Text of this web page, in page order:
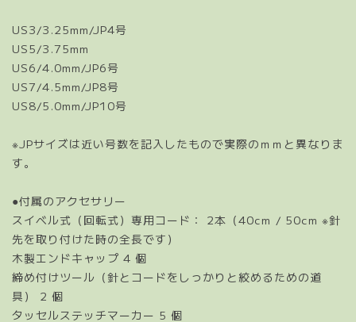
US3/3.25mm/JP4号
US5/3.75mm
US6/4.0mm/JP6号
US7/4.5mm/JP8号
US8/5.0mm/JP10号
※JPサイズは近い号数を記入したもので実際のｍｍと異なりま
す。
●付属のアクセサリー
スイベル式（回転式）専用コード： 2本（40cm / 50cm ※針
先を取り付けた時の全長です）
木製エンドキャップ 4 個
締め付けツール（針とコードをしっかりと絞めるための道
具） 2 個
タッセルステッチマーカー 5 個